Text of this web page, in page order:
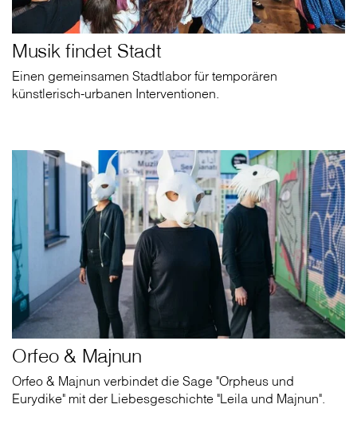
Musik findet Stadt
Einen gemeinsamen Stadtlabor für temporären
künstlerisch-urbanen Interventionen.
Orfeo & Majnun
Orfeo & Majnun verbindet die Sage "Orpheus und
Eurydike" mit der Liebesgeschichte "Leila und Majnun".